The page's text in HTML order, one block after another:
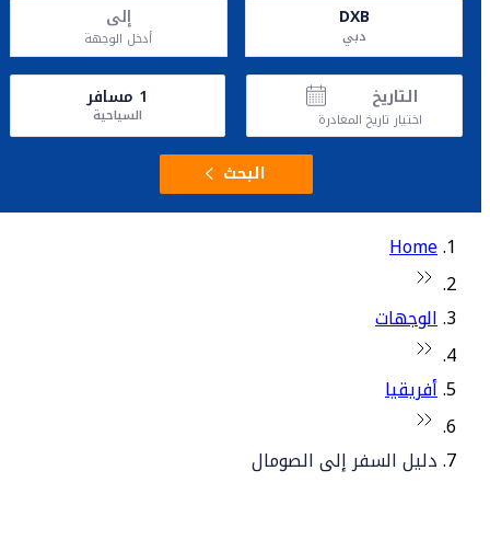
DXB
دبي
إلى
أدخل الوجهة
التاريخ
اختيار تاريخ المغادرة
1 مسافر
السياحية
البحث
Home
الوجهات
أفريقيا
دليل السفر إلى الصومال